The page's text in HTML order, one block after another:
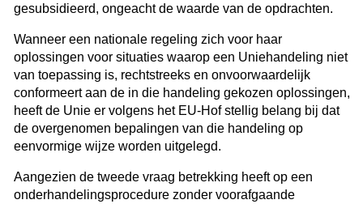
gesubsidieerd, ongeacht de waarde van de opdrachten.
Wanneer een nationale regeling zich voor haar
oplossingen voor situaties waarop een Uniehandeling niet
van toepassing is, rechtstreeks en onvoorwaardelijk
conformeert aan de in die handeling gekozen oplossingen,
heeft de Unie er volgens het EU-Hof stellig belang bij dat
de overgenomen bepalingen van die handeling op
eenvormige wijze worden uitgelegd.
Aangezien de tweede vraag betrekking heeft op een
onderhandelingsprocedure zonder voorafgaande